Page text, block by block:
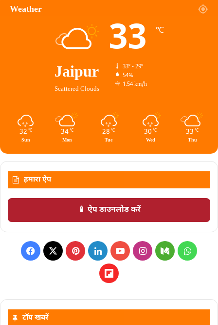
Weather
Jaipur
Scattered Clouds
33 ℃
33º - 29º
54%
1.54 km/h
32 ℃
Sun
34 ℃
Mon
28 ℃
Tue
30 ℃
Wed
33 ℃
Thu
हमारा ऐप
📱 ऐप डाउनलोड करें
टॉप खबरें